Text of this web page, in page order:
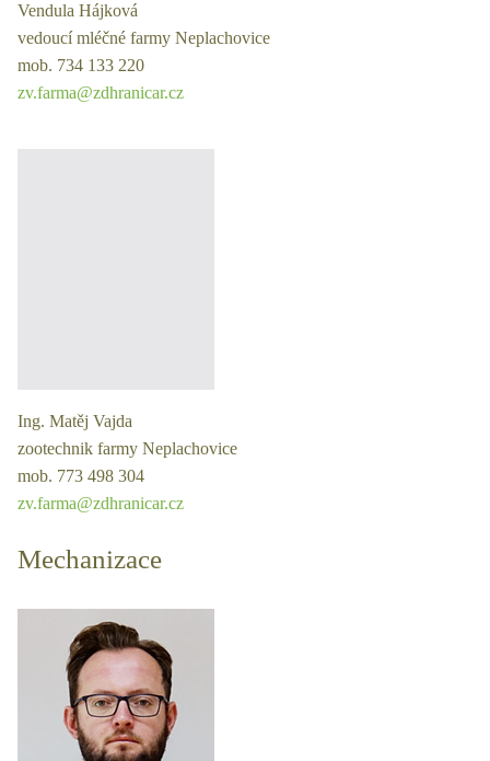
Vendula Hájková
vedoucí mléčné farmy Neplachovice
mob. 734 133 220
zv.farma@zdhranicar.cz
Ing. Matěj Vajda
zootechnik farmy Neplachovice
mob. 773 498 304
zv.farma@zdhranicar.cz
Mechanizace